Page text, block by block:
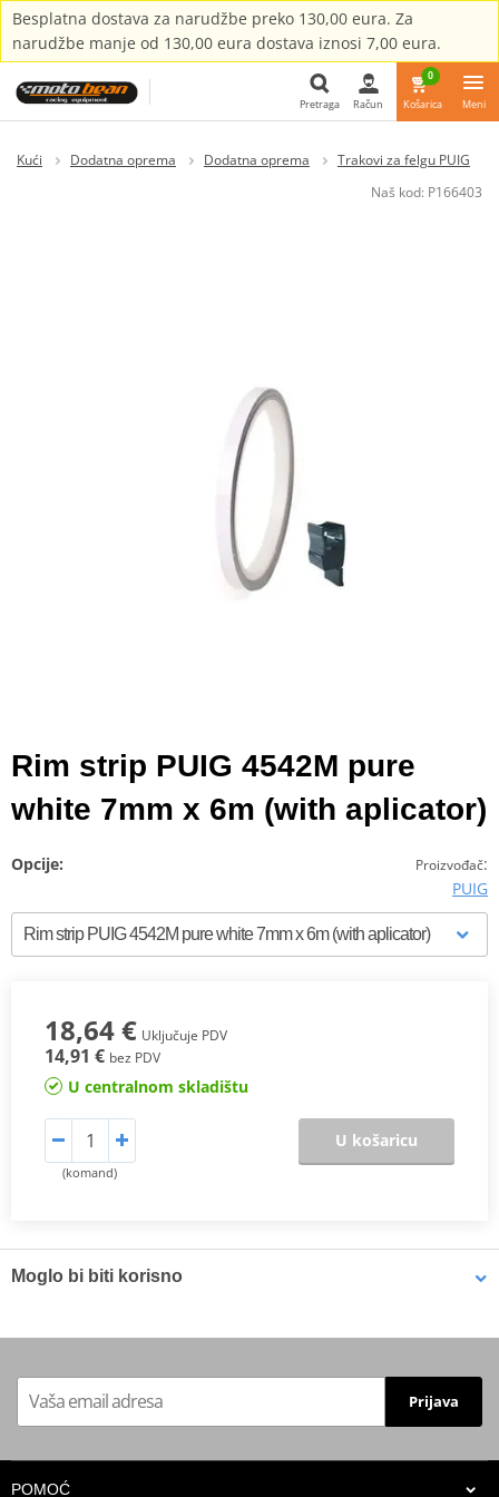
Besplatna dostava za narudžbe preko 130,00 eura. Za
narudžbe manje od 130,00 eura dostava iznosi 7,00 eura.
Pretraga
Pretraga Račun
0
Košarica Meni
Kući Dodatna oprema Dodatna oprema
Trakovi za felgu PUIG
Naš kod: P166403
Rim strip PUIG 4542M pure
white 7mm x 6m (with aplicator)
Proizvođač:
PUIG
Opcije:
18,64 € Uključuje PDV
14,91 € bez PDV
U centralnom skladištu
(komand)
U košaricu
Moglo bi biti korisno
Prijava
POMOĆ